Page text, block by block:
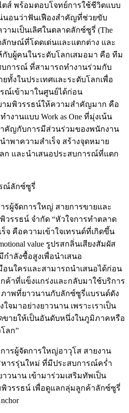
ส์ พร้อมตอบโจทย์การใช้ชีวิตแบบ
นอนว่าฟันเฟืองสำคัญที่ช่วยขับ
ามเป็นเลิศในตลาดลักซ์ซูรี่ (The
ลักษณ์ที่โดดเด่นและแตกต่าง และ
กับผู้คนในระดับโลกเสมอมา คือ ทีม
การณ์ ที่สามารถทำงานร่วมกับ
งในประเทศและระดับโลกเพื่อ
ณ์เข้ามาในศูนย์ได้ก่อน
มพิวรรธน์ให้ความสำคัญมาก คือ
งานแบบ Work as One ที่มุ่งเน้น
คัญกับการมีส่วนร่วมของพนักงาน
พาความสำเร็จ สร้างจุดหมาย
ก และนำเสนอประสบการณ์ที่แตก
ณ์ลักซ์ซูรี่
รผู้จัดการใหญ่ สายการขายและ
รรธน์ จำกัด “หัวใจการทำตลาด
จ คือความเข้าใจเทรนด์ที่เกิดขึ้น
value รูปรสกลิ่นเสียงสัมผัส
ำลังซื้อสูงเพื่อนำเสนอ
นใครและสามารถนำเสนอได้ก่อน
ค้าที่แข็งแกร่งและกลับมาใช้บริการ
ภาพที่ยาวนานกับลักซ์ซูรี่แบรนด์ดัง
จมาอย่างยาวนาน เพราะเราเป็น
ขายให้เป็นอันดับหนึ่งในภูมิภาคหรือ
ลก”
รผู้จัดการใหญ่อาวุโส สายงาน
ารรุ่นใหม่ ที่มีประสบการณ์คร่ำ
วนาน เข้ามาร่วมเสริมทัพเป็น
วรรธน์ เพื่อดูแลกลุ่มลูกค้าลักซ์ซูรี่